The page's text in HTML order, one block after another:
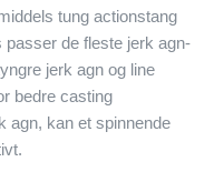
tung actionstang
de fleste jerk agn-
jerk agn og line
bedre casting
agn, kan et spinnende